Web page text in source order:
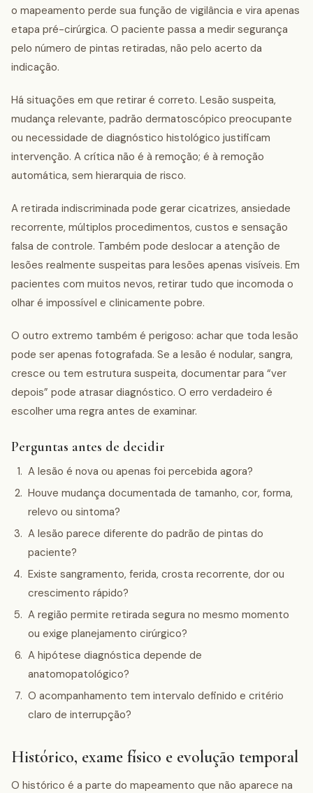
o mapeamento perde sua função de vigilância e vira apenas
etapa pré-cirúrgica. O paciente passa a medir segurança
pelo número de pintas retiradas, não pelo acerto da
indicação.
Há situações em que retirar é correto. Lesão suspeita,
mudança relevante, padrão dermatoscópico preocupante
ou necessidade de diagnóstico histológico justificam
intervenção. A crítica não é à remoção; é à remoção
automática, sem hierarquia de risco.
A retirada indiscriminada pode gerar cicatrizes, ansiedade
recorrente, múltiplos procedimentos, custos e sensação
falsa de controle. Também pode deslocar a atenção de
lesões realmente suspeitas para lesões apenas visíveis. Em
pacientes com muitos nevos, retirar tudo que incomoda o
olhar é impossível e clinicamente pobre.
O outro extremo também é perigoso: achar que toda lesão
pode ser apenas fotografada. Se a lesão é nodular, sangra,
cresce ou tem estrutura suspeita, documentar para “ver
depois” pode atrasar diagnóstico. O erro verdadeiro é
escolher uma regra antes de examinar.
Perguntas antes de decidir
A lesão é nova ou apenas foi percebida agora?
Houve mudança documentada de tamanho, cor, forma,
relevo ou sintoma?
A lesão parece diferente do padrão de pintas do
paciente?
Existe sangramento, ferida, crosta recorrente, dor ou
crescimento rápido?
A região permite retirada segura no mesmo momento
ou exige planejamento cirúrgico?
A hipótese diagnóstica depende de
anatomopatológico?
O acompanhamento tem intervalo definido e critério
claro de interrupção?
Histórico, exame físico e evolução temporal
O histórico é a parte do mapeamento que não aparece na